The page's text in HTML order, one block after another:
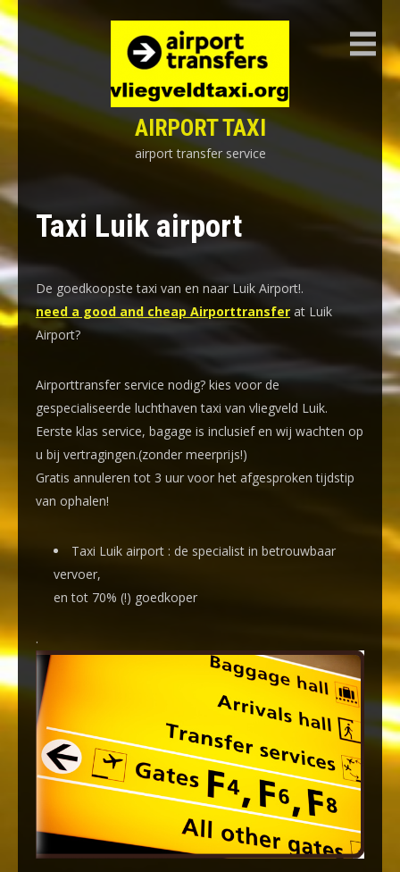
Skip
to
content
AIRPORT TAXI
airport transfer service
Taxi Luik airport
De goedkoopste taxi van en naar Luik Airport!.
need a good and cheap Airporttransfer at Luik
Airport?
Airporttransfer service nodig? kies voor de
gespecialiseerde luchthaven taxi van vliegveld Luik.
Eerste klas service, bagage is inclusief en wij wachten op
u bij vertragingen.(zonder meerprijs!)
Gratis annuleren tot 3 uur voor het afgesproken tijdstip
van ophalen!
Taxi Luik airport : de specialist in betrouwbaar
vervoer,
entot 70% (!) goedkoper
.